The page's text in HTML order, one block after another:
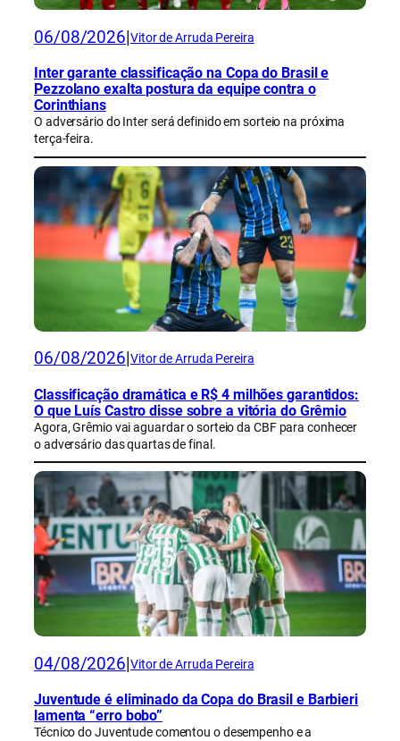
06/08/2026 Vitor de Arruda Pereira
Inter garante classificação na Copa do Brasil e
Pezzolano exalta postura da equipe contra o
Corinthians
O adversário do Inter será definido em sorteio na próxima
terça-feira.
06/08/2026 Vitor de Arruda Pereira
Classificação dramática e R$ 4 milhões garantidos:
O que Luís Castro disse sobre a vitória do Grêmio
Agora, Grêmio vai aguardar o sorteio da CBF para conhecer
o adversário das quartas de final.
04/08/2026 Vitor de Arruda Pereira
Juventude é eliminado da Copa do Brasil e Barbieri
lamenta “erro bobo”
Técnico do Juventude comentou o desempenho e a